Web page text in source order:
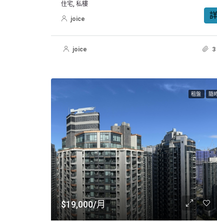
住宅, 私樓
joice
joice 3
租盤 隨
$19,000/月